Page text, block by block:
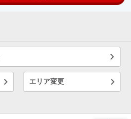
エリア変更